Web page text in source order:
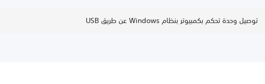
توصيل وحدة تحكم بكمبيوتر بنظام Windows عن طريق USB